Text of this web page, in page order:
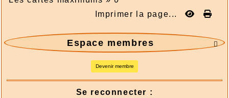
Imprimer la page...

Espace membres
Devenir membre
Se reconnecter :